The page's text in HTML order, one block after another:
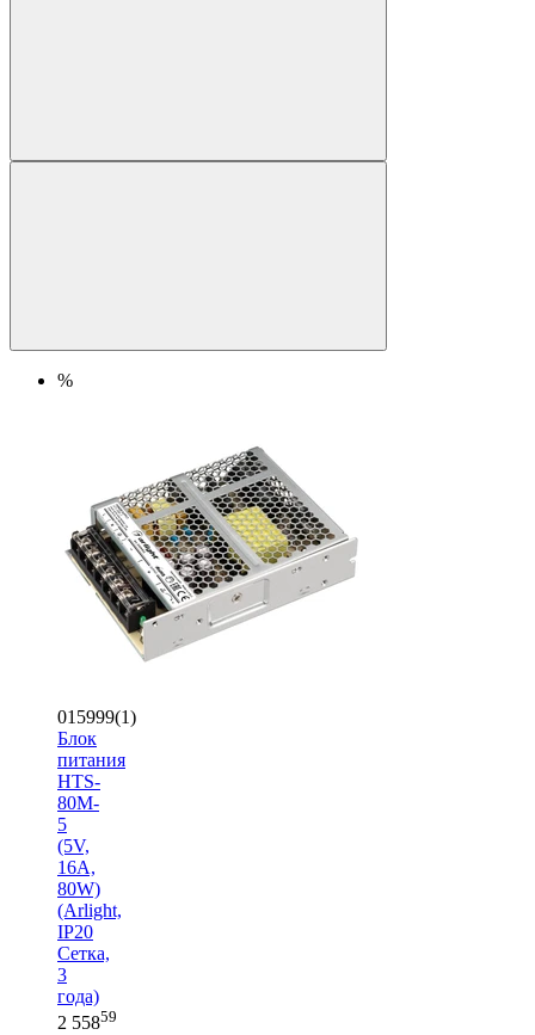
%
015999(1)
Блок
питания
HTS-
80M-
5
(5V,
16A,
80W)
(Arlight,
IP20
Сетка,
3
года)
2 55859